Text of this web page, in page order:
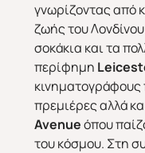
γνωρίζοντας από
ζωής του
σοκάκια και τα
περίφημη
κινηματογράφους
πρεμιέρες αλλά
Avenueόπου
του κόσμου. Στη